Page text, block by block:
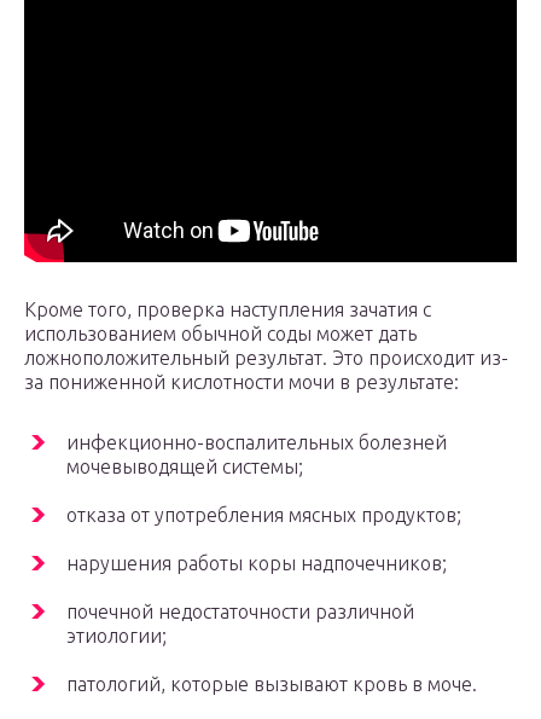
Кроме того, проверка наступления зачатия с
использованием обычной соды может дать
ложноположительный результат. Это происходит из-
за пониженной кислотности мочи в результате:
инфекционно-воспалительных болезней
мочевыводящей системы;
отказа от употребления мясных продуктов;
нарушения работы коры надпочечников;
почечной недостаточности различной
этиологии;
патологий, которые вызывают кровь в моче.